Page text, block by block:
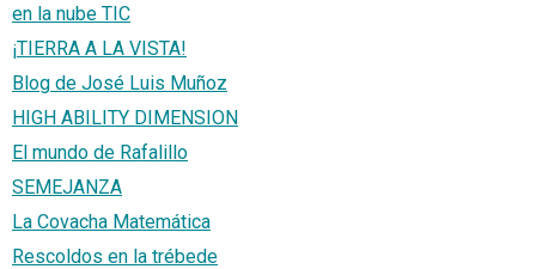
en la nube TIC
¡TIERRA A LA VISTA!
Blog de José Luis Muñoz
HIGH ABILITY DIMENSION
El mundo de Rafalillo
SEMEJANZA
La Covacha Matemática
Rescoldos en la trébede